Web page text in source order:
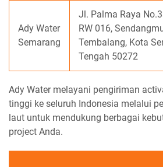
Ady Water
Semarang
Jl. Palma Raya
RW 016,
Tembalang, Kota
Tengah 50272
Ady Water melayani pengiriman
tinggi ke seluruh Indonesia melalui
laut untuk mendukung berbagai
project Anda.